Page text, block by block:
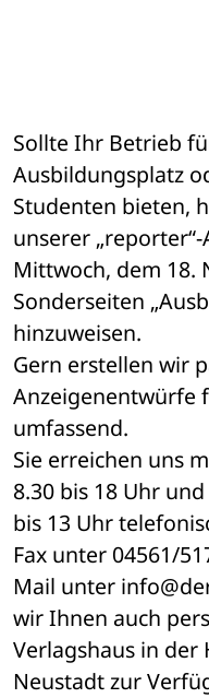
Sollte Ihr Betrieb
Ausbildungsplatz
Studenten bieten,
unserer
Mittwoch, dem 18.
Sonderseiten
hinzuweisen.
Gern erstellen wir
Anzeigenentwürfe
umfassend.
Sie erreichen uns
8.30 bis 18 Uhr
bis 13 Uhr
Fax unter 04561/
Mail unter
wir Ihnen auch
Verlagshaus in der
Neustadt zur